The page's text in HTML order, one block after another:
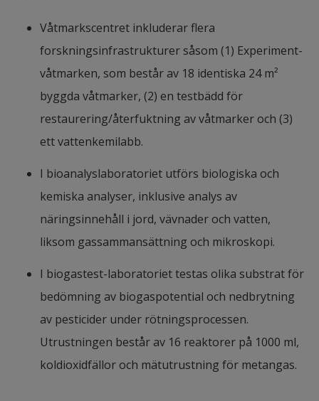
Våtmarkscentret inkluderar flera
forskningsinfrastrukturer såsom (1) Experiment-
våtmarken, som består av 18 identiska 24 m²
byggda våtmarker, (2) en testbädd för
restaurering/återfuktning av våtmarker och (3)
ett vattenkemilabb.
I bioanalyslaboratoriet utförs biologiska och
kemiska analyser, inklusive analys av
näringsinnehåll i jord, vävnader och vatten,
liksom gassammansättning och mikroskopi.
I biogastest-laboratoriet testas olika substrat för
bedömning av biogaspotential och nedbrytning
av pesticider under rötningsprocessen.
Utrustningen består av 16 reaktorer på 1000 ml,
koldioxidfällor och mätutrustning för metangas.